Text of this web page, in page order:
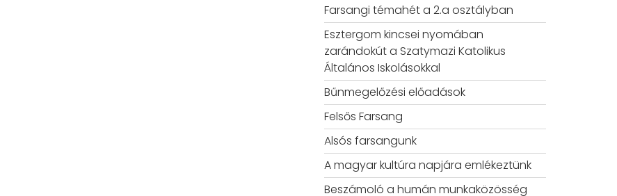
Farsangi témahét a 2.a osztályban
Esztergom kincsei nyomában
zarándokút a Szatymazi Katolikus
Általános Iskolásokkal
Bűnmegelőzési előadások
Felsős Farsang
Alsós farsangunk
A magyar kultúra napjára emlékeztünk
Beszámoló a humán munkaközösség